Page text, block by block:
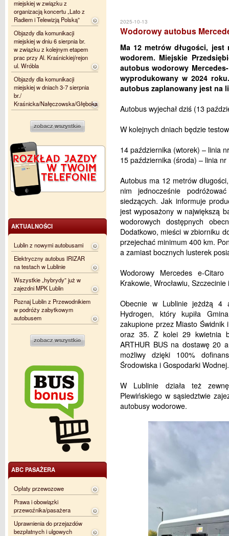
2025-10-13
Wodorowy autobus
Ma 12 metrów długości, jest
wodorem. Miejskie
autobus wodorowy
wyprodukowany w 2024
autobus zaplanowany jest na
Autobus wyjechał dziś (13
W kolejnych dniach będzie
14 października (wtorek) – linia
15 października (środa) – linia nr
Autobus ma 12 metrów
nim jednocześnie
siedzących. Jak informuje
jest wyposażony w największą
wodorowych dostępnych
Dodatkowo, mieści w zbiorniku
przejechać minimum 400 km.
a zamiast bocznych lusterek
Wodorowy Mercedes e-
Krakowie, Wrocławiu,
Obecnie w Lublinie jeżdżą 4
Hydrogen, który kupiła
zakupione przez Miasto Świdnik
oraz 35. Z kolei 29 kwietnia
ARTHUR BUS na dostawę 20
możliwy dzięki 100%
Środowiska i Gospodarki Wodnej.
W Lublinie działa też
Plewińskiego w sąsiedztwie
autobusy wodorowe.
miejskiej w związku z
organizacją koncertu „Lato z
Radiem i Telewizją Polską”
Objazdy dla komunikacji
miejskiej w dniu 6 sierpnia br.
w związku z kolejnym etapem
prac przy Al. Kraśnickiej/rejon
ul. Wróbla
Objazdy dla komunikacji
miejskiej w dniach 3-7 sierpnia
br./
Kraśnicka/Nałęczowska/Głęboka
AKTUALNOŚCI
Lublin z nowymi autobusami
Elektryczny autobus IRIZAR
na testach w Lublinie
Wszystkie „hybrydy” już w
zajezdni MPK Lublin
Poznaj Lublin z Przewodnikiem
w podróży zabytkowym
autobusem
ABC PASAŻERA
Opłaty przewozowe
Prawa i obowiązki
przewoźnika/pasażera
Uprawnienia do przejazdów
bezpłatnych i ulgowych